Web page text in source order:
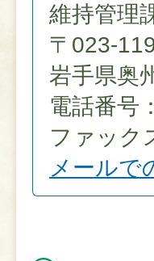
維持管理
〒023-
岩手県奥
電話番号
ファック
メールで